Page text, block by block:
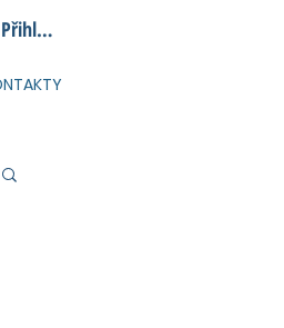
Přihlásit se